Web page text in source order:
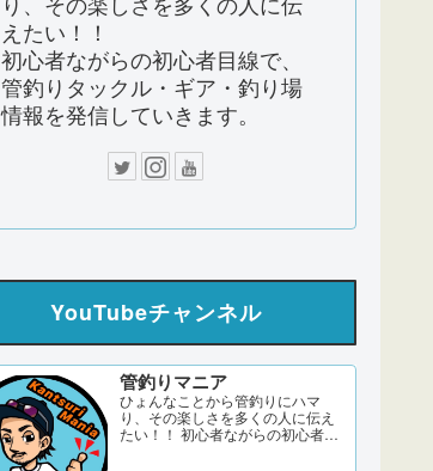
えたい！！
初心者ながらの初心者目線で、
管釣りタックル・ギア・釣り場
情報を発信していきます。
YouTubeチャンネル
管釣りマニア
ひょんなことから管釣りにハマ
り、その楽しさを多くの人に伝え
たい！！ 初心者ながらの初心者目